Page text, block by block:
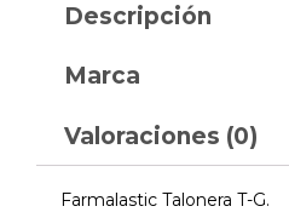
Descripción
Marca
Valoraciones (0)
Farmalastic Talonera T-G.